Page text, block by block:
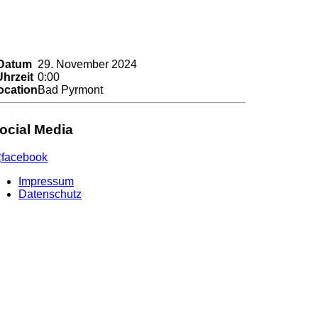
29. November 2024
0:00
Bad Pyrmont
Media
Impressum
Datenschutz